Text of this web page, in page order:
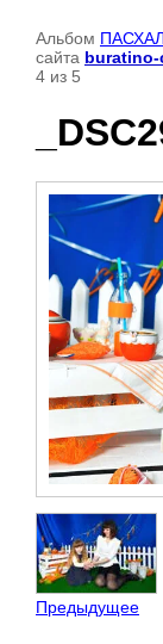
Альбом
сайта
4 из 5
Предыдущее